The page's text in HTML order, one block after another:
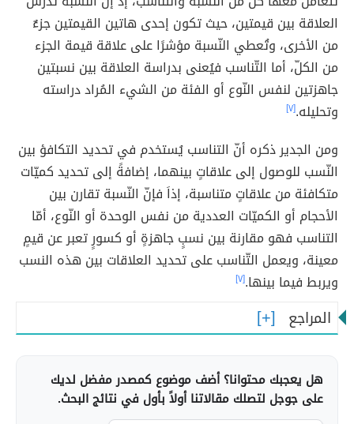
العلاقة بين قيمتين، حيث تكون إحدى هاتين القيمتين جزءٌ
من الأخرى، وتُعطي النّسبة مؤشرًا على علاقة قيمة الجزء
من الكلّ، أما التّناسب فيُعنى بدراسة العلاقة بين نسبتين
جاهزتين لنفس النّوع أو الفئة من الشيء المُراد دراسته
وتحليله.[٧]
ومن الجدير ذكره أنّ التناسب يُستخدم في تحديد التكافؤ بين
النّسب للوصول إلى علاقاتٍ بينهما، إضافةً إلى تحديد كميّات
متكافئة من علاقاتٍ متناسبة، إذاَ فإنّ النّسبة تقارن بين
الأحجام أو الكميّات العددية من نفس الوحدة أو النّوع، أمّا
التناسب فهو مقارنة بين نسبٍ جاهزةٍ أو كسورٍ تعبر عن قيمٍ
معينة، ويعمل التّناسب على تحديد العلاقات بين هذه النسب
ويربط فيما بينها.[٧]
المراجع
هل يعجبك محتوانا؟ أضف موضوع كمصدر مفضل لديك
على جوجل لتصلك مقالاتنا أولاً بأول في نتائج البحث.